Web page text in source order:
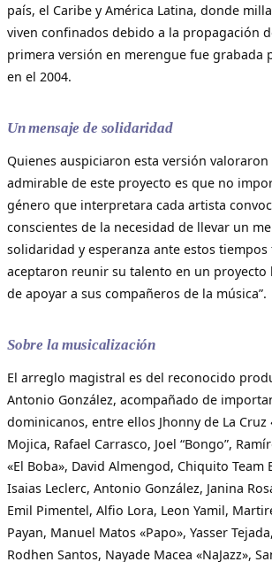
país, el Caribe y América Latina, donde
viven confinados debido a la propagación
primera versión en merengue fue grabada
en el 2004.
Un mensaje de solidaridad
Quienes auspiciaron esta versión
admirable de este proyecto es que no
género que interpretara cada artista
conscientes de la necesidad de llevar un
solidaridad y esperanza ante estos
aceptaron reunir su talento en un
de apoyar a sus compañeros de la música”.
Sobre la musicalización
El arreglo magistral es del reconocido
Antonio González, acompañado de
dominicanos, entre ellos Jhonny de La Cruz
Mojica, Rafael Carrasco, Joel “Bongo”,
«El Boba», David Almengod, Chiquito Team
Isaias Leclerc, Antonio González, Janina
Emil Pimentel, Alfio Lora, Leon Yamil,
Payan, Manuel Matos «Papo», Yasser
Rodhen Santos, Nayade Macea «NaJazz»,